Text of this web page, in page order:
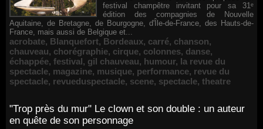
festival champêtre invitant pour sa 31ᵉ
édition des compagnies de Nouvelle
Aquitaine, de Bretagne, de Bourgogne, d'Île-de-France, des Hauts-de-
France, mais aussi de Belgique et...
acrobate, Blanquefort, Bordeaux, carré, chanson,
chauveau, chorégraphie, cirque, colonnes, danse,
échappée, festival, gil chauveau, humour, la revue du
spectacle, magazine, musique, performance, revue du
spectacle, revueduspectacle, scene, spectacle, theatre
"Trop près du mur" Le clown et son double : un auteur
en quête de son personnage